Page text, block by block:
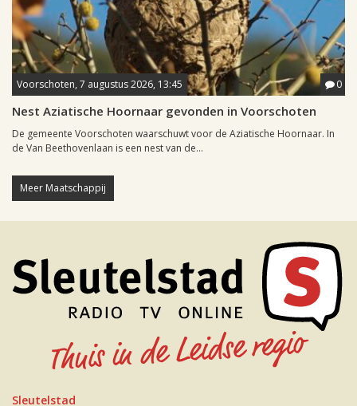
Voorschoten, 7 augustus 2026, 13:45 0
Nest Aziatische Hoornaar gevonden in Voorschoten
De gemeente Voorschoten waarschuwt voor de Aziatische Hoornaar. In
de Van Beethovenlaan is een nest van de...
Meer Maatschappij
Sleutelstad